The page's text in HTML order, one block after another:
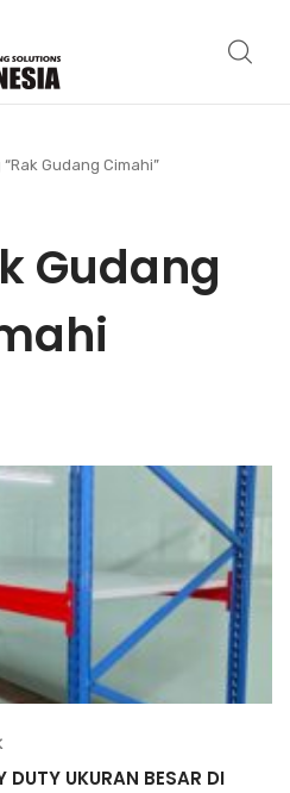
Gudang Cimahi”
Gudang
DUTY UKURAN BESAR DI